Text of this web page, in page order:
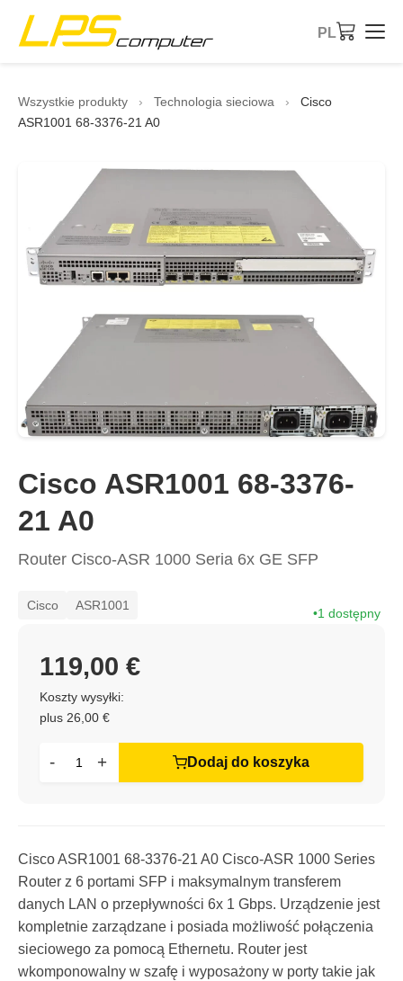
PL
O firmie
Sklep eBay
Wszystkie produkty › Technologia sieciowa ›
Cisco
ASR1001 68-3376-21 A0
Cisco ASR1001 68-3376-
21 A0
Router Cisco-ASR 1000 Seria 6x GE SFP
Cisco ASR1001
1 dostępny
Koszty wysyłki:
plus 26,00 €
119,00 €
- + Dodaj do koszyka
Cisco ASR1001 68-3376-21 A0 Cisco-ASR 1000 Series
Router z 6 portami SFP i maksymalnym transferem
danych LAN o przepływności 6x 1 Gbps. Urządzenie jest
kompletnie zarządzane i posiada możliwość połączenia
sieciowego za pomocą Ethernetu. Router jest
wkomponowalny w szafę i wyposażony w porty takie jak